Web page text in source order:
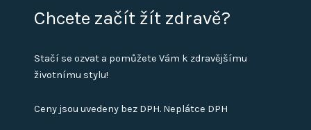
Chcete začít žít zdravě?
Stačí se ozvat a pomůžete Vám k zdravějšímu
životnímu stylu!
Ceny jsou uvedeny bez DPH. Neplátce DPH